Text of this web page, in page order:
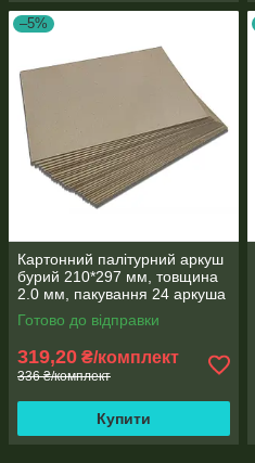
–5%
Картонний палітурний аркуш
бурий 210*297 мм, товщина
2.0 мм, пакування 24 аркуша
Готово до відправки
319,20 ₴/комплект
336 ₴/комплект
Купити